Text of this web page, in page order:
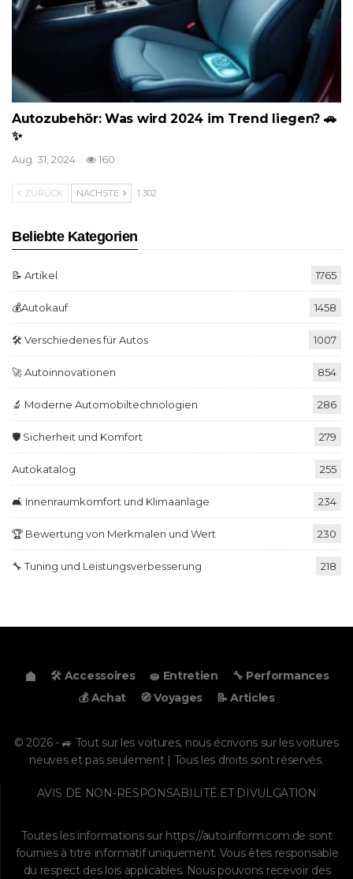
Autozubehör: Was wird 2024 im Trend liegen? 🚗
✨
Aug. 31, 2024 160
ZURÜCK NÄCHSTE 1 302
Beliebte Kategorien
📝 Artikel 1765
💰Autokauf 1458
🛠️ Verschiedenes für Autos 1007
🚀 Autoinnovationen 854
🔬 Moderne Automobiltechnologien 286
🛡️ Sicherheit und Komfort 279
Autokatalog 255
🛋️ Innenraumkomfort und Klimaanlage 234
🏆 Bewertung von Merkmalen und Wert 230
🔧 Tuning und Leistungsverbesserung 218
🛠️ Accessoires 🧽 Entretien
🔧 Performances
💰 Achat
🧭 Voyages 📝 Articles
© 2026 - 🚙 Tout sur les voitures, nous écrivons sur les voitures
neuves et pas seulement | Tous les droits sont réservés.
AVIS DE NON-RESPONSABILITÉ ET DIVULGATION
Toutes les informations sur https://auto.inform.com.de sont
fournies à titre informatif uniquement. Vous êtes responsable
du respect des lois applicables. Nous pouvons recevoir des